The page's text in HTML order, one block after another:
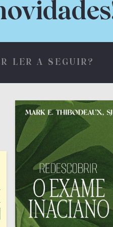
LER A SEGUIR?